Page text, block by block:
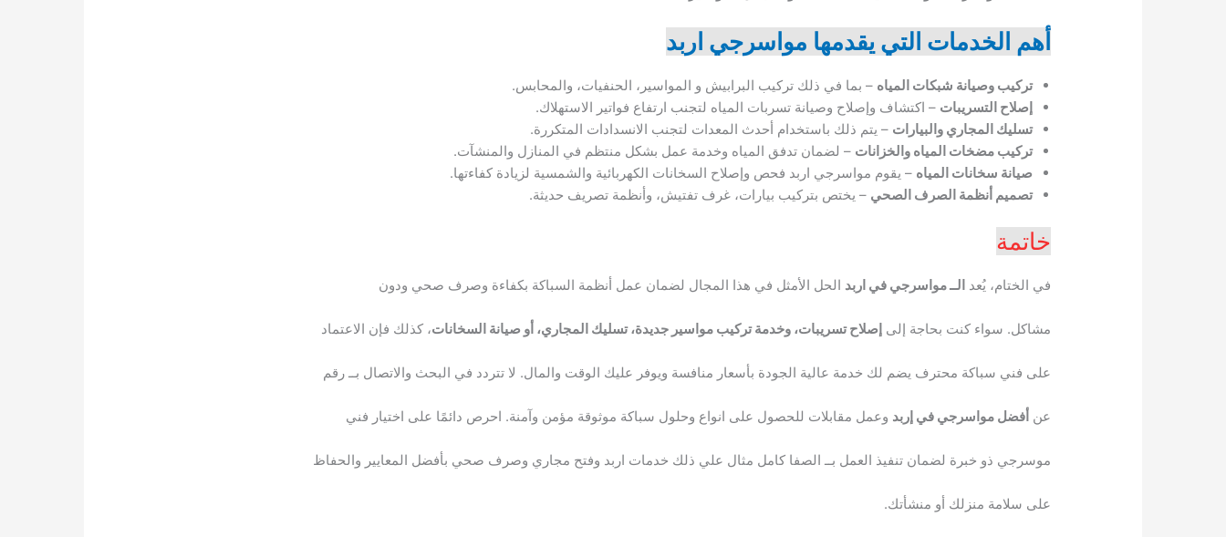
أهم الخدمات التي يقدمها مواسرجي اربد
تركيب وصيانة شبكات المياه – بما في ذلك تركيب البرابيش و المواسير، الحنفيات، والمحابس.
إصلاح التسريبات – اكتشاف وإصلاح وصيانة تسربات المياه لتجنب ارتفاع فواتير الاستهلاك.
تسليك المجاري والبيارات – يتم ذلك باستخدام أحدث المعدات لتجنب الانسدادات المتكررة.
تركيب مضخات المياه والخزانات – لضمان تدفق المياه وخدمة عمل بشكل منتظم في المنازل والمنشآت.
صيانة سخانات المياه – يقوم مواسرجي اربد فحص وإصلاح السخانات الكهربائية والشمسية لزيادة كفاءتها.
تصميم أنظمة الصرف الصحي – يختص بتركيب بيارات، غرف تفتيش، وأنظمة تصريف حديثة.
خاتمة
في الختام، يُعدالــ مواسرجي في اربد الحل الأمثل في هذا المجال لضمان عمل أنظمة السباكة بكفاءة وصرف صحي ودون
مشاكل. سواء كنت بحاجة إلىإصلاح تسريبات، وخدمة تركيب مواسير جديدة، تسليك المجاري، أو صيانة السخانات، كذلك فإن الاعتماد
على فني سباكة محترف يضم لك خدمة عالية الجودة بأسعار منافسة ويوفر عليك الوقت والمال. لا تتردد في البحث والاتصال بــ رقم
عنأفضل مواسرجي في إربد وعمل مقابلات للحصول على انواع وحلول سباكة موثوقة مؤمن وآمنة. احرص دائمًا على اختيار فني
موسرجي ذو خبرة لضمان تنفيذ العمل بــ الصفا كامل مثال علي ذلك خدمات اربد وفتح مجاري وصرف صحي بأفضل المعايير والحفاظ
على سلامة منزلك أو منشأتك.